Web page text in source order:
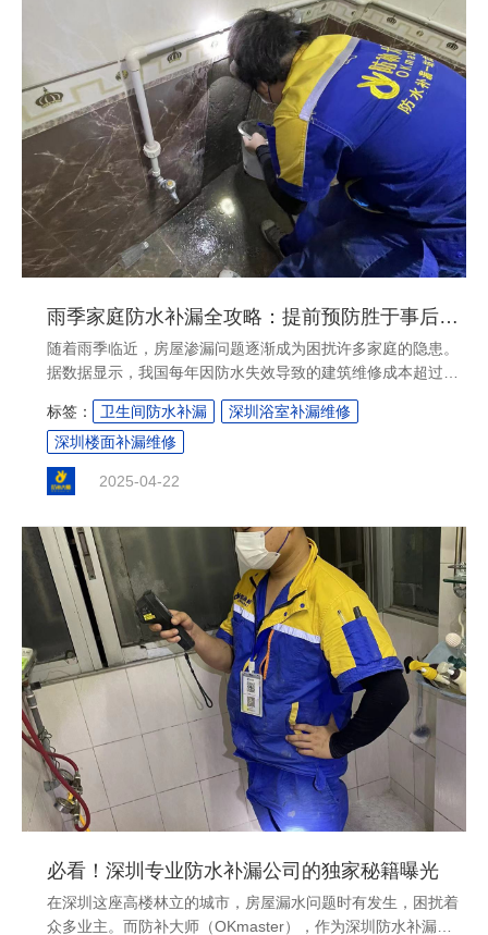
雨季家庭防水补漏全攻略：提前预防胜于事后补救
随着雨季临近，房屋渗漏问题逐渐成为困扰许多家庭的隐患。
据数据显示，我国每年因防水失效导致的建筑维修成本超过百
亿元，其中80%的渗漏问题源于日常维护不足....
标签：
卫生间防水补漏
深圳浴室补漏维修
深圳楼面补漏维修
2025-04-22
必看！深圳专业防水补漏公司的独家秘籍曝光
在深圳这座高楼林立的城市，房屋漏水问题时有发生，困扰着
众多业主。而防补大师（OKmaster），作为深圳防水补漏行